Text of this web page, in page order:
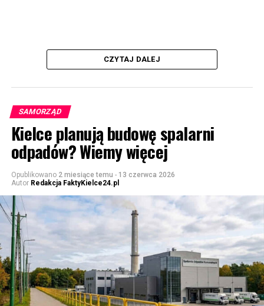
CZYTAJ DALEJ
SAMORZĄD
Kielce planują budowę spalarni
odpadów? Wiemy więcej
Opublikowano 2 miesiące temu - 13 czerwca 2026
Autor Redakcja FaktyKielce24.pl